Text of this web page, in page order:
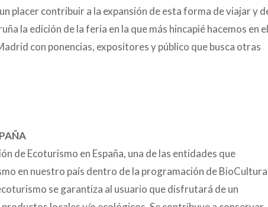
placer contribuir a la expansión de esta forma de viajar y
la edición de la feria en la que más hincapié hacemos en el
con ponencias, expositores y público que busca otras
de Ecoturismo en España, una de las entidades que
en nuestro país dentro de la programación de BioCultura
se garantiza al usuario que disfrutará de un